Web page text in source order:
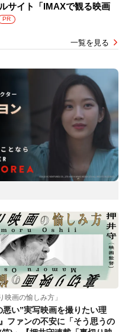
サイト「IMAXで観る映画
PR
一覧を見る
映画の愉しみ方」
悪い”実写映画を撮りたい理
ファンの不安に「そう思うの